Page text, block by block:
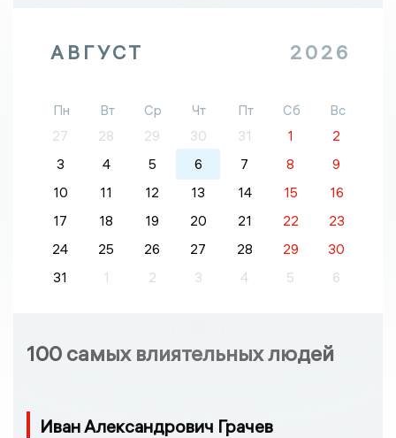
АВГУСТ 2026
Пн Вт Ср Чт Пт Сб
Вс
27
28 29 30 31 1
2
3
4 5 6 7 8
9
10
11 12 13 14 15
16
17
18 19 20 21 22
23
24
25 26 27 28 29
30
31
1 2 3 4 5 6
100 самых влиятельных людей
Иван Александрович Грачев